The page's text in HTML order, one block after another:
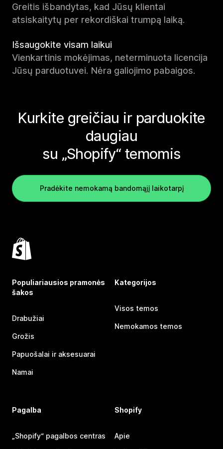
Greitis išbandytas, kad Jūsų klientai
atsiskaitytų per rekordiškai trumpą laiką.
Išsaugokite visam laikui
Vienkartinis mokėjimas, neterminuota licencija
Jūsų parduotuvei. Nėra galiojimo pabaigos.
Kurkite greičiau ir parduokite
daugiau
su „Shopify“ temomis
Pradėkite nemokamą bandomąjį laikotarpį
Populiariausios pramonės
šakos
Drabužiai
Grožis
Papuošalai ir aksesuarai
Namai
Kategorijos
Visos temos
Nemokamos temos
Pagalba
„Shopify“ pagalbos centras
Shopify
Apie